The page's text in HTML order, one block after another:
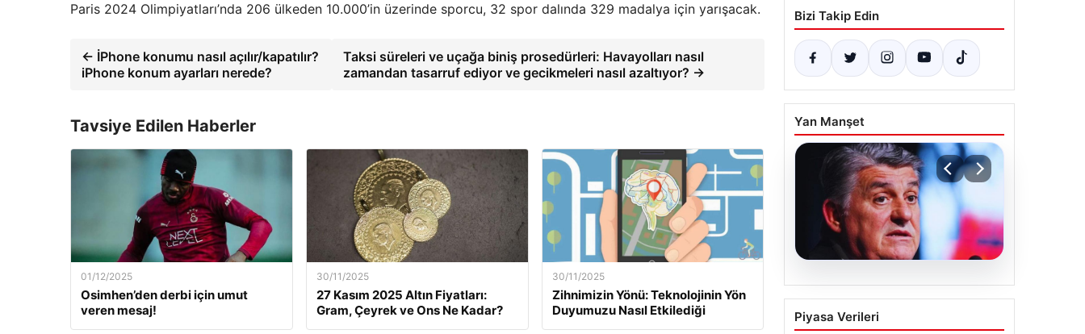
Paris 2024 Olimpiyatları’nda 206 ülkeden 10.000’in üzerinde sporcu, 32 spor dalında 329 madalya için yarışacak.
← İPhone konumu nasıl açılır/kapatılır?
iPhone konum ayarları nerede?
Taksi süreleri ve uçağa biniş prosedürleri: Havayolları nasıl
zamandan tasarruf ediyor ve gecikmeleri nasıl azaltıyor? →
Tavsiye Edilen Haberler
01/12/2025
Osimhen’den derbi için umut
veren mesaj!
30/11/2025
27 Kasım 2025 Altın Fiyatları:
Gram, Çeyrek ve Ons Ne Kadar?
30/11/2025
Zihnimizin Yönü: Teknolojinin Yön
Duyumuzu Nasıl Etkilediği
Bizi Takip Edin
Yan Manşet
05.08.2026
Serdal Adalı’dan
Mohamed Salah
Piyasa Verileri